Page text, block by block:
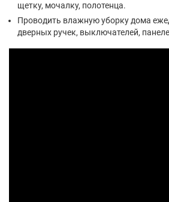
щетку, мочалку, полотенца.
Проводить влажную уборку дома
дверных ручек, выключателей,